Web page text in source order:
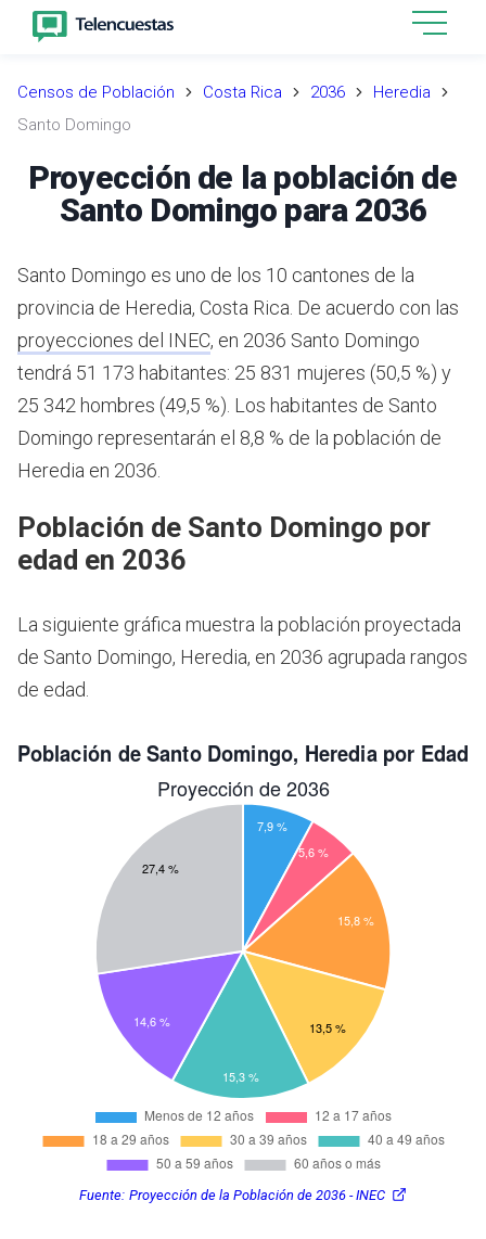
Censos de Población Costa Rica 2036
Heredia
Santo Domingo
Proyección de la población de
Santo Domingo para 2036
Santo Domingo es uno de los 10 cantones de la
provincia de Heredia, Costa Rica. De acuerdo con las
proyecciones del INEC, en 2036 Santo Domingo
tendrá 51 173 habitantes: 25 831 mujeres (50,5 %) y
25 342 hombres (49,5 %). Los habitantes de Santo
Domingo representarán el 8,8 % de la población de
Heredia en 2036.
Población de Santo Domingo por
edad en 2036
La siguiente gráfica muestra la población proyectada
de Santo Domingo, Heredia, en 2036 agrupada rangos
de edad.
Fuente: Proyección de la Población de 2036 - INEC